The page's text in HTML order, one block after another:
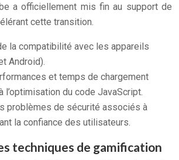
a officiellement mis fin au support de
cette transition.
la compatibilité avec les appareils
Android).
et temps de chargement
l’optimisation du code JavaScript.
problèmes de sécurité associés à
la confiance des utilisateurs.
techniques de gamification